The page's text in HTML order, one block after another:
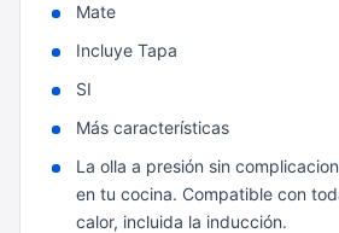
Mate
Incluye Tapa
SI
Más características
La olla a presión sin
en tu cocina. Compatible con
calor, incluida la inducción.